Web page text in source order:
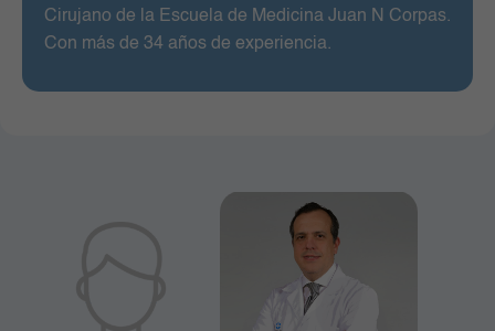
Cirujano de la Escuela de Medicina Juan N Corpas.
Con más de 34 años de experiencia.